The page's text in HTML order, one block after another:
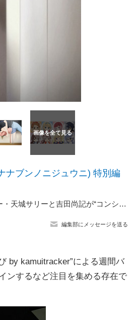
ナブンノニジュウニ) 特別編
22/7メンバー・天城サリーと吉田尚記が“コンシェルジュ”に！話題のアニメ作品を紹介するラジオ番組がスタート
編集部にメッセージを送る
by kamuitracker”による週間バ
ンするなど注目を集める存在で